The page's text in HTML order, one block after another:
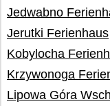
Jedwabno
Jerutki Ferienhaus
Kobylocha
Krzywonoga
Lipowa Góra